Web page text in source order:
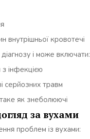
внутрішньої кровотечі
і може включати:
інфекцією
серйозних травм
як знеболюючі
за вухами
проблем із вухами: